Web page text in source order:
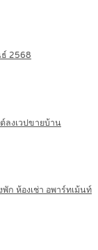
2568
ลงเวปขายบ้าน
ก ห้องเช่า อพาร์ทเม้นท์